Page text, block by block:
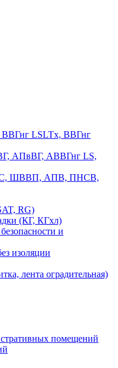
ВВГнг LSLTx, ВВГнг
АПвВГ, АВВГнг LS,
ШВВП, АПВ, ПНСВ,
RG)
(КГ, КГхл)
и
изоляции
лента оградительная)
помещений